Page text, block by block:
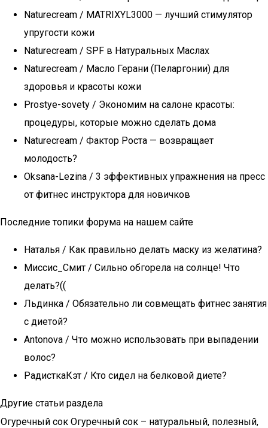
Naturecream / MATRIXYL3000 — лучший стимулятор
упругости кожи
Naturecream / SPF в Натуральных Маслах
Naturecream / Масло Герани (Пеларгонии) для
здоровья и красоты кожи
Prostye-sovety / Экономим на салоне красоты:
процедуры, которые можно сделать дома
Naturecream / Фактор Роста — возвращает
молодость?
Oksana-Lezina / 3 эффективных упражнения на пресс
от фитнес инструктора для новичков
Последние топики форума на нашем сайте
Наталья / Как правильно делать маску из желатина?
Миссис_Смит / Сильно обгорела на солнце! Что
делать?((
Льдинка / Обязательно ли совмещать фитнес занятия
с диетой?
Antonova / Что можно использовать при выпадении
волос?
РадисткаКэт / Кто сидел на белковой диете?
Другие статьи раздела
Огуречный сок Огуречный сок – натуральный, полезный,